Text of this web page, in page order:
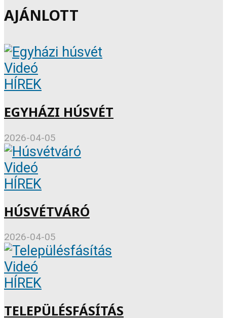
AJÁNLOTT
Videó
HÍREK
EGYHÁZI HÚSVÉT
2026-04-05
Videó
HÍREK
HÚSVÉTVÁRÓ
2026-04-05
Videó
HÍREK
TELEPÜLÉSFÁSÍTÁS